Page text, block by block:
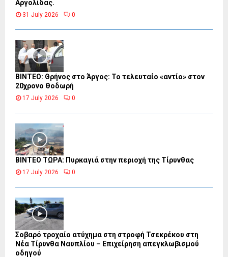
Αργολίδας.
31 July 2026 0
ΒΙΝΤΕΟ: Θρήνος στο Άργος: Το τελευταίο «αντίο» στον
20χρονο Θοδωρή
17 July 2026 0
ΒΙΝΤΕΟ ΤΩΡΑ: Πυρκαγιά στην περιοχή της Τίρυνθας
17 July 2026 0
Σοβαρό τροχαίο ατύχημα στη στροφή Τσεκρέκου στη
Νέα Τίρυνθα Ναυπλίου – Επιχείρηση απεγκλωβισμού
οδηγού